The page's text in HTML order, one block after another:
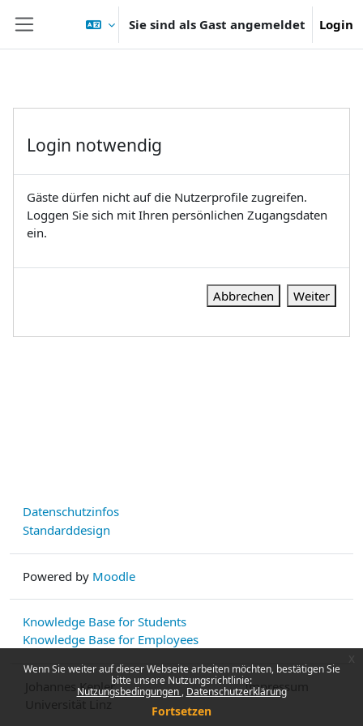
Wenn Sie weiter auf dieser Webseite arbeiten möchten, bestätigen Sie
bitte unsere Nutzungsrichtlinie:
Nutzungsbedingungen Datenschutzerklärung
Fortsetzen
Website-Übersicht
Sie sind als Gast angemeldet Login
Login notwendig
Gäste dürfen nicht auf die Nutzerprofile zugreifen.
Loggen Sie sich mit Ihren persönlichen Zugangsdaten
ein.
Abbrechen Weiter
Datenschutzinfos
Standarddesign
Powered by Moodle
Knowledge Base for Students
Knowledge Base for Employees
Johannes Kepler
Impressum